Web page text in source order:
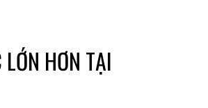
HƠN TẠI